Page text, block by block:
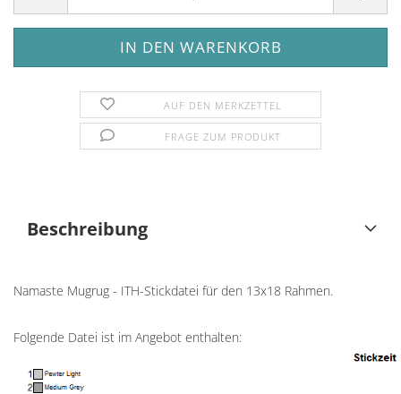
AUF DEN MERKZETTEL
FRAGE ZUM PRODUKT
Beschreibung
Namaste Mugrug - ITH-Stickdatei für den 13x18 Rahmen.
Folgende Datei ist im Angebot enthalten: